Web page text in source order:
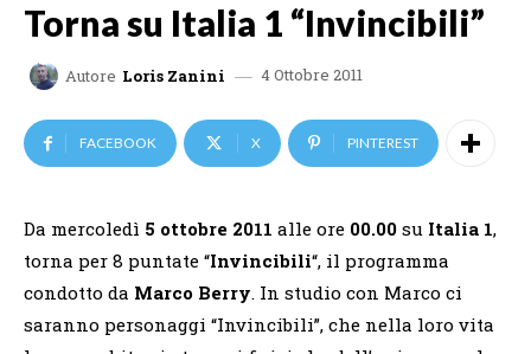
Torna su Italia 1 “Invincibili”
Autore Loris Zanini 4 Ottobre 2011
FACEBOOK X PINTEREST
Da mercoledì 5 ottobre 2011 alle ore 00.00 su Italia 1,
torna per 8 puntate “Invincibili“, il programma
condotto da Marco Berry. In studio con Marco ci
saranno personaggi “Invincibili”, che nella loro vita